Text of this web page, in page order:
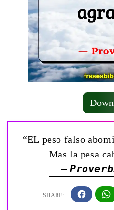
“EL peso falso
Mas la pesa
—